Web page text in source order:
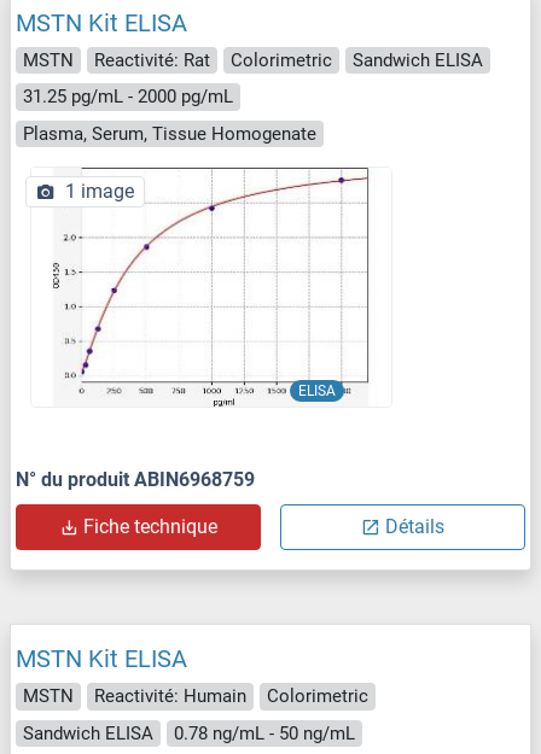
MSTN Kit ELISA
MSTN Reactivité: Rat Colorimetric
Sandwich ELISA
31.25 pg/mL - 2000 pg/mL
Plasma, Serum, Tissue Homogenate
ELISA
1 image
N° du produit ABIN6968759
Fiche technique Détails
MSTN Kit ELISA
MSTN Reactivité: Humain
Colorimetric
Sandwich ELISA
0.78 ng/mL - 50 ng/mL